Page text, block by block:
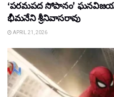
‘పరమపద సోపానం’ ఘనవిజయం
భీమనేని శ్రీనివాసరావు
APRIL 21, 2026